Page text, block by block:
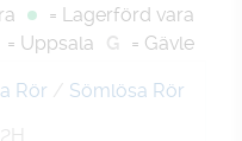
= Lagerförd vara
= Uppsala G = Gävle
Rör / Sömlösa Rör